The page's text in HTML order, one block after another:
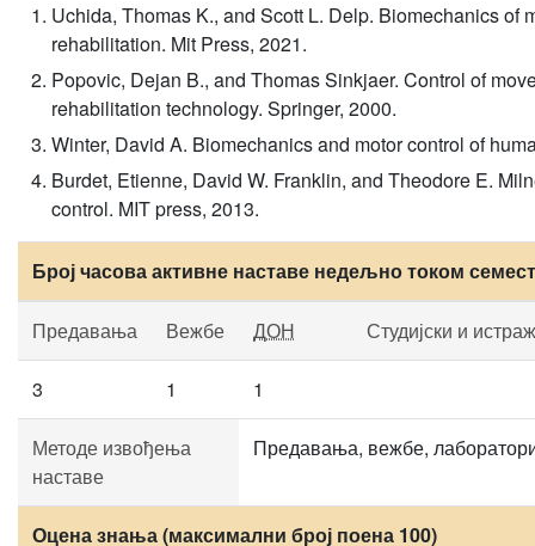
Uchida, Thomas K., and Scott L. Delp. Biomechanics of
rehabilitation. Mit Press, 2021.
Popovic, Dejan B., and Thomas Sinkjaer. Control of
rehabilitation technology. Springer, 2000.
Winter, David A. Biomechanics and motor control of
Burdet, Etienne, David W. Franklin, and Theodore E.
control. MIT press, 2013.
Број часова активне наставе недељно током
Предавања Вежбе ДОН Студијски и
3 1 1
Методе извођења
наставе
Предавања, вежбе,
Оцена знања (максимални број поена 100)